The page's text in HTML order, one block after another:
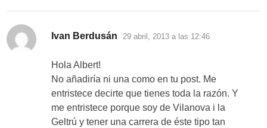
Ivan Berdusán dice:
29 abril, 2013 a las 12:46
Hola Albert!
No añadiría ni una como en tu post. Me
entristece decirte que tienes toda la razón. Y
me entristece porque soy de Vilanova i la
Geltrú y tener una carrera de éste tipo tan